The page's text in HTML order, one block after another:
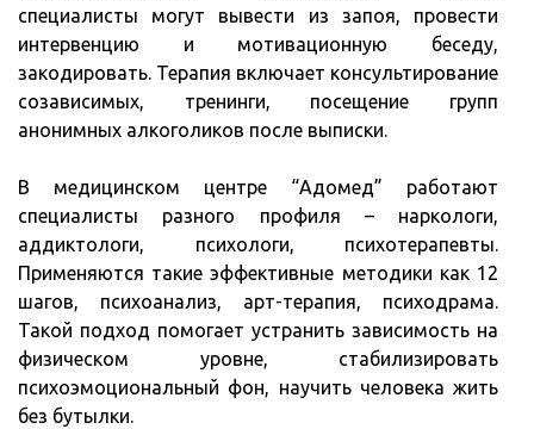
специалисты могут вывести из запоя, провести
интервенцию и мотивационную беседу,
закодировать. Терапия включает консультирование
созависимых, тренинги, посещение групп
анонимных алкоголиков после выписки.
В медицинском центре “Адомед” работают
специалисты разного профиля – наркологи,
аддиктологи, психологи, психотерапевты.
Применяются такие эффективные методики как 12
шагов, психоанализ, арт-терапия, психодрама.
Такой подход помогает устранить зависимость на
физическом уровне, стабилизировать
психоэмоциональный фон, научить человека жить
без бутылки.